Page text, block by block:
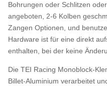
Bohrungen oder Schlitzen
angeboten, 2-6 Kolben
Zangen Optionen, und
Hardware ist für eine direkt
enthalten, bei der keine
Die TEI Racing Monoblock-
Billet-Aluminium verarbeitet